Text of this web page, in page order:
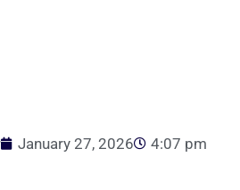
January 27, 2026
4:07 pm